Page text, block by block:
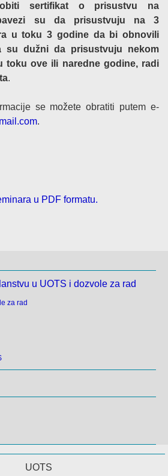
sertifikat o prisustvu na
su da prisustvuju na 3
u toku 3 godine da bi obnovili
su dužni da prisustvuju nekom
toku ove ili naredne godine, radi
.
se možete obratiti putem e-
.
u PDF formatu.
u UOTS i dozvole za rad
za rad